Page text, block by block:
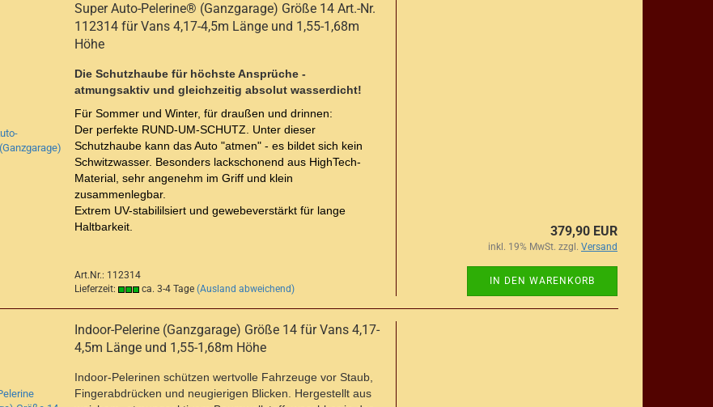
Super Auto-Pelerine® (Ganzgarage) Größe 14 Art.-Nr.
112314 für Vans 4,17-4,5m Länge und 1,55-1,68m
Höhe
Die Schutzhaube für höchste Ansprüche -
atmungsaktiv und gleichzeitig absolut wasserdicht!
Für Sommer und Winter, für draußen und drinnen:
Der perfekte RUND-UM-SCHUTZ. Unter dieser
Schutzhaube kann das Auto "atmen" - es bildet sich kein
Schwitzwasser. Besonders lackschonend aus HighTech-
Material, sehr angenehm im Griff und klein
zusammenlegbar.
Extrem UV-stabililsiert und gewebeverstärkt für lange
Haltbarkeit.
Art.Nr.: 112314
Lieferzeit:
ca. 3-4 Tage (Ausland abweichend)
379,90 EUR
inkl. 19% MwSt. zzgl. Versand
IN DEN WARENKORB
Indoor-Pelerine (Ganzgarage) Größe 14 für Vans 4,17-
4,5m Länge und 1,55-1,68m Höhe
Indoor-Pelerinen schützen wertvolle Fahrzeuge vor Staub,
Fingerabdrücken und neugierigen Blicken. Hergestellt aus